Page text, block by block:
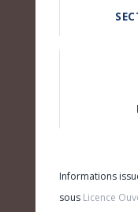
Informations
sous Licence